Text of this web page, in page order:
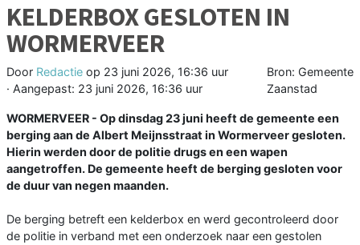
KELDERBOX GESLOTEN IN
WORMERVEER
Door Redactie op 23 juni 2026, 16:36 uur
· Aangepast: 23 juni 2026, 16:36 uur
Bron: Gemeente
Zaanstad
WORMERVEER - Op dinsdag 23 juni heeft de gemeente een
berging aan de Albert Meijnsstraat in Wormerveer gesloten.
Hierin werden door de politie drugs en een wapen
aangetroffen. De gemeente heeft de berging gesloten voor
de duur van negen maanden.
De berging betreft een kelderbox en werd gecontroleerd door
de politie in verband met een onderzoek naar een gestolen